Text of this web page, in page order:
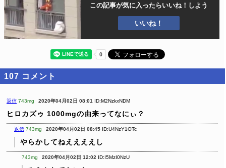
この記事が気に入ったらいいね！しよう
いいね！
107 コメント
返信 743mg 2020年04月02日 08:01 ID:M2NzkxNDM
ヒロカズゥ 1000mgの由来ってなにぃ？
返信 743mg 2020年04月02日 08:45 ID:U4NzY1OTc
やらかしてねええええし
743mg 2020年04月02日 12:02 ID:I5MzI0NzU